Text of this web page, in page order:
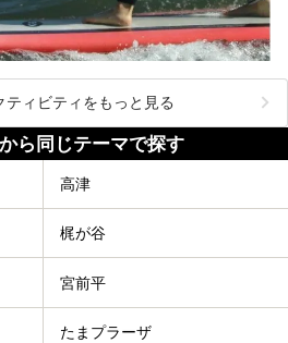
ティビティをもっと見る
ら同じテーマで探す
高津
梶が谷
宮前平
たまプラーザ